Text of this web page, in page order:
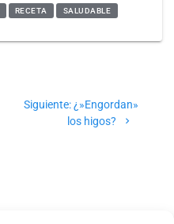
RECETA SALUDABLE
Siguiente:¿»Engordan»
los higos?